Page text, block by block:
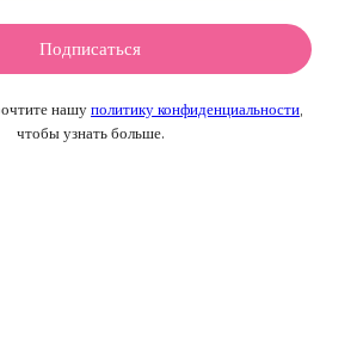
нашу политику конфиденциальности
чтобы узнать больше.